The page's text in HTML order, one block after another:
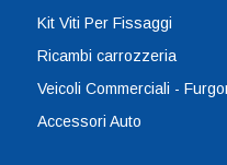
Kit Viti Per Fissaggi
Ricambi carrozzeria
Veicoli Commerciali -
Accessori Auto